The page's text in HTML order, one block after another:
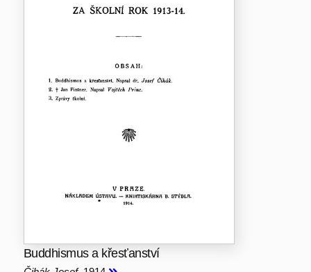
Buddhismus a křesťanství